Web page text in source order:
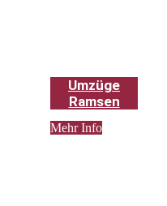
Umzüge
Ramsen
Mehr Info